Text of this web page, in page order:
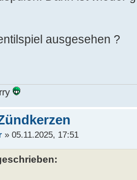
ausgesehen ?
» 05.11.2025, 17:51